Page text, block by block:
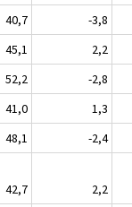
40,7
-3,8
45,1
2,2
52,2
-2,8
41,0
1,3
48,1
-2,4
42,7
2,2